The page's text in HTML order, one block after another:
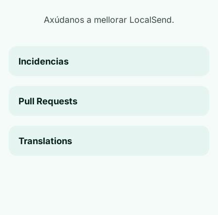
Axúdanos a mellorar LocalSend.
Incidencias
Pull Requests
Translations